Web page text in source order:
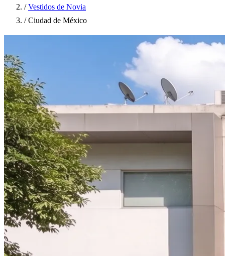
/ Vestidos de Novia
/ Ciudad de México